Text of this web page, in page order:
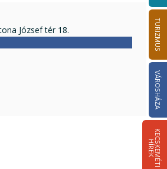
TURIZMUS
VÁROSHÁZA
K
E
C
S
K
E
M
É
T
I
HÍ
R
E
K
József tér 18.